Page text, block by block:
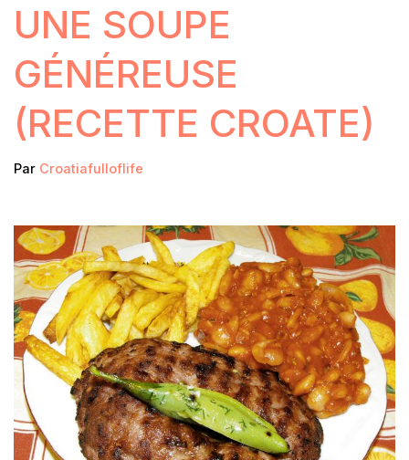
UNE SOUPE
GÉNÉREUSE
(RECETTE CROATE)
Par Croatiafulloflife